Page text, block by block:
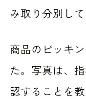
み取り分別して
商品のピッキ
た。写真は、
認することを